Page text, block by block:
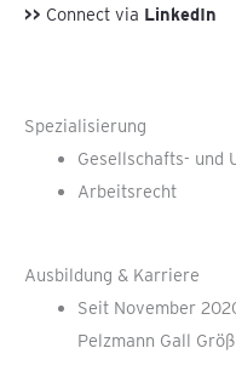
>> Connect via LinkedIn
Spezialisierung
Gesellschafts- und
Arbeitsrecht
Ausbildung & Karriere
Seit November
Pelzmann Gall